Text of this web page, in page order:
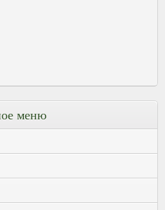
меню